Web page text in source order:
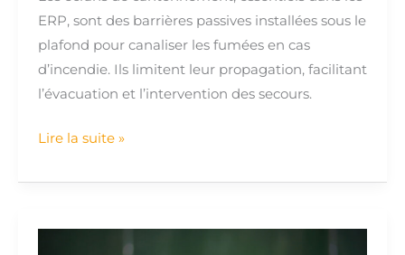
ERP, sont des barrières passives installées sous le
plafond pour canaliser les fumées en cas
d’incendie. Ils limitent leur propagation, facilitant
l’évacuation et l’intervention des secours.
Lire la suite »